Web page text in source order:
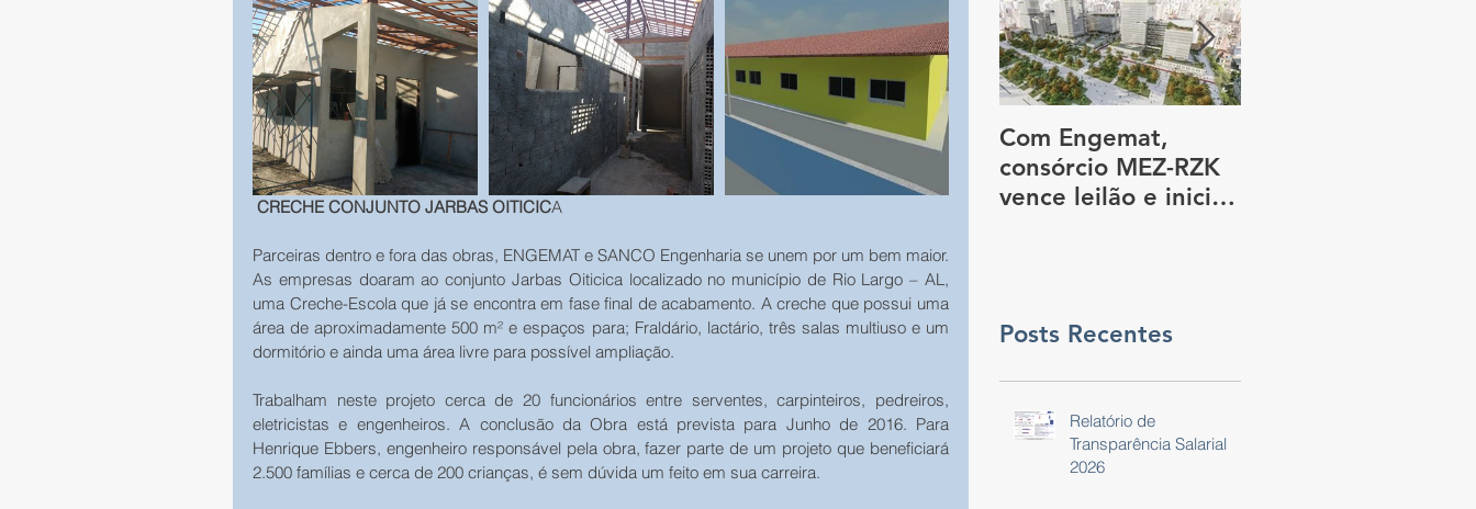
CRECHE CONJUNTO JARBAS OITICICA
Parceiras dentro e fora das obras, ENGEMAT e SANCO Engenharia se unem por um bem maior.
As empresas doaram ao conjunto Jarbas Oiticica localizado no município de Rio Largo – AL,
uma Creche-Escola que já se encontra em fase final de acabamento. A creche que possui uma
área de aproximadamente 500 m² e espaços para; Fraldário, lactário, três salas multiuso e um
dormitório e ainda uma área livre para possível ampliação.
Trabalham neste projeto cerca de 20 funcionários entre serventes, carpinteiros, pedreiros,
eletricistas e engenheiros. A conclusão da Obra está prevista para Junho de 2016. Para
Henrique Ebbers, engenheiro responsável pela obra, fazer parte de um projeto que beneficiará
2.500 famílias e cerca de 200 crianças, é sem dúvida um feito em sua carreira.
Com Engemat,
consórcio MEZ-RZK
vence leilão e inicia
Posts Recentes
Relatório de
Transparência Salarial
2026